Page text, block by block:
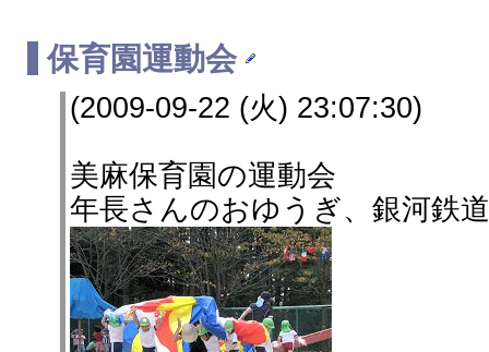
保育園運動会
(2009-09-22 (火) 23:07:30)
美麻保育園の運動会
年長さんのおゆうぎ、銀河鉄